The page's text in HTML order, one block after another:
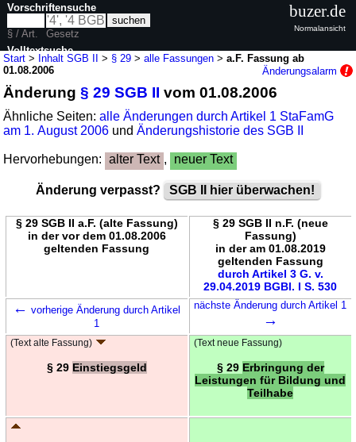
Start > Inhalt SGB II > § 29 >alle Fassungen >a.F. Fassung ab
01.08.2006
Änderungsalarm
Änderung§ 29 SGB II vom 01.08.2006
Ähnliche Seiten:alle Änderungen durch Artikel 1 StaFamG
am 1. August 2006 undÄnderungshistorie des SGB II
Hervorhebungen: alter Text , neuer Text
Änderung verpasst? SGB II hier überwachen!
§ 29 SGB II a.F. (alte Fassung)
in der vor dem 01.08.2006
geltenden Fassung
§ 29 SGB II n.F. (neue
Fassung)
in der am 01.08.2019
geltenden Fassung
durch Artikel 3 G. v.
29.04.2019 BGBl. I S. 530
← vorherige Änderung durch Artikel
1
nächste Änderung durch Artikel 1
→
(Text alte Fassung)
§ 29 Einstiegsgeld
(Text neue Fassung)
§ 29 Erbringung der
Leistungen für Bildung und
Teilhabe
Vorschriftensuche
§ / Art.
Gesetz
Volltextsuche
buzer.de
Normalansicht